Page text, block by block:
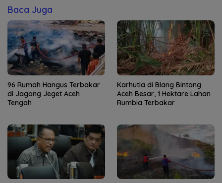
Baca Juga
96 Rumah Hangus Terbakar
di Jagong Jeget Aceh
Tengah
Karhutla di Blang Bintang
Aceh Besar, 1 Hektare Lahan
Rumbia Terbakar